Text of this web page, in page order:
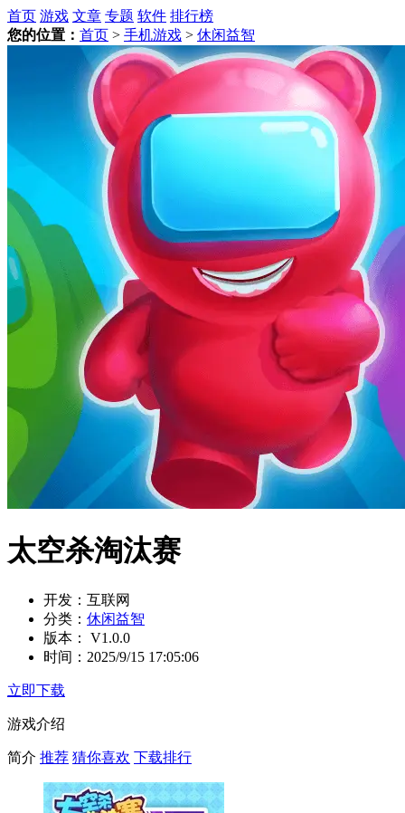
首页 游戏 文章 专题 软件 排行榜
您的位置： 首页 > 手机游戏 > 休闲益智
太空杀淘汰赛
开发： 互联网
分类： 休闲益智
版本：
V1.0.0
时间： 2025/9/15 17:05:06
立即下载
游戏介绍
简介 推荐 猜你喜欢 下载排行